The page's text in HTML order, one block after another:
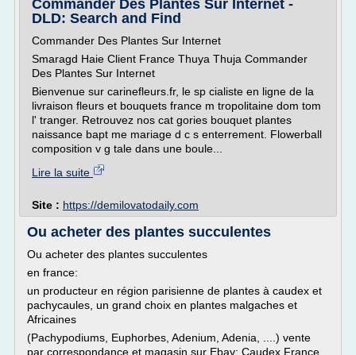
Commander Des Plantes Sur Internet -
DLD: Search and Find
Commander Des Plantes Sur Internet
Smaragd Haie Client France Thuya Thuja Commander
Des Plantes Sur Internet
Bienvenue sur carinefleurs.fr, le sp cialiste en ligne de la
livraison fleurs et bouquets france m tropolitaine dom tom
l' tranger. Retrouvez nos cat gories bouquet plantes
naissance bapt me mariage d c s enterrement. Flowerball
composition v g tale dans une boule...
Lire la suite
Site : https://demilovatodaily.com
Ou acheter des plantes succulentes
Ou acheter des plantes succulentes
en france:
un producteur en région parisienne de plantes à caudex et
pachycaules, un grand choix en plantes malgaches et
Africaines
(Pachypodiums, Euphorbes, Adenium, Adenia, ....) vente
par correspondance et magasin sur Ebay: Caudex France.